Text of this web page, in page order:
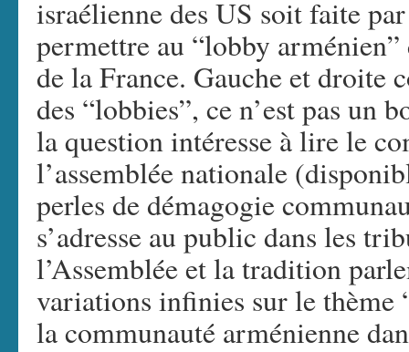
israélienne des US soit faite
permettre au “lobby
de la France. Gauche et droite
des “lobbies”, ce n’est pas un
la question intéresse à lire le
l’assemblée nationale
perles de démagogie
s’adresse au public dans les
l’Assemblée et la tradition
variations infinies sur le
la communauté arménienne